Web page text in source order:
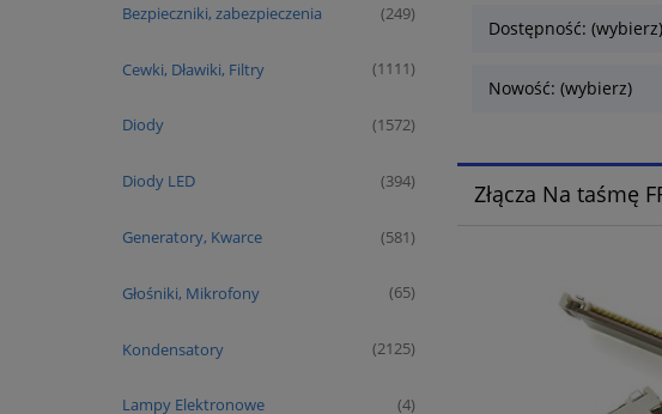
Bezpieczniki, zabezpieczenia (249)
Cewki, Dławiki, Filtry (1111)
Diody (1572)
Diody LED (394)
Generatory, Kwarce (581)
Głośniki, Mikrofony (65)
Kondensatory (2125)
Lampy Elektronowe (4)
Dostępność: (wybierz)
Nowość: (wybierz)
Złącza Na taśmę